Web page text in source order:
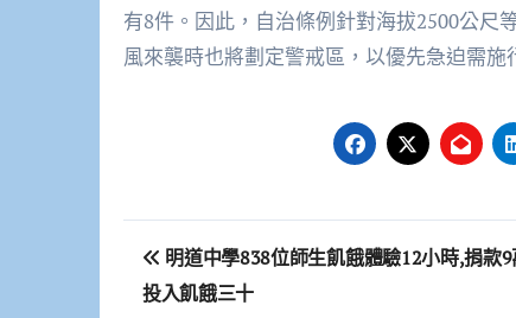
有8件。因此，自治條例針對海拔2500公尺
風來襲時也將劃定警戒區，以優先急迫需
文
章
明道中學838位師生飢餓體驗12小時,捐款9
投入飢餓三十